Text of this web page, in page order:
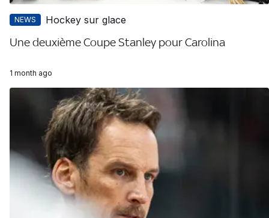
NEWS Hockey sur glace
Une deuxième Coupe Stanley pour Carolina
1 month ago